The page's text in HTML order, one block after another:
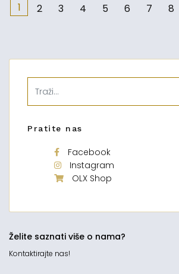
1 2 3 4 5 6 7 8
Pratite nas
Facebook
Instagram
OLX Shop
Želite saznati više o nama?
Kontaktirajte nas!